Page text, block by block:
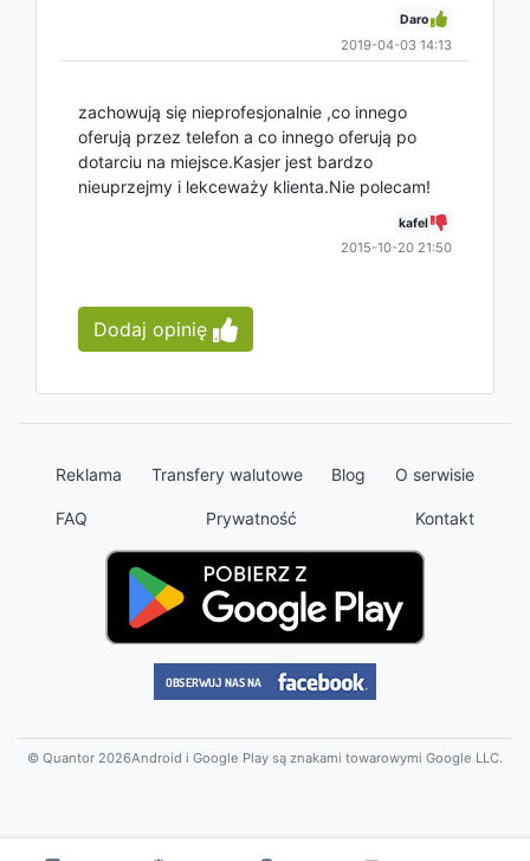
Daro
2019-04-03 14:13
zachowują się nieprofesjonalnie ,co innego
oferują przez telefon a co innego oferują po
dotarciu na miejsce.Kasjer jest bardzo
nieuprzejmy i lekceważy klienta.Nie polecam!
kafel
2015-10-20 21:50
Dodaj opinię
Reklama Transfery walutowe Blog O serwisie
FAQ Prywatność Kontakt
© Quantor 2026Android i Google Play są znakami towarowymi Google LLC.